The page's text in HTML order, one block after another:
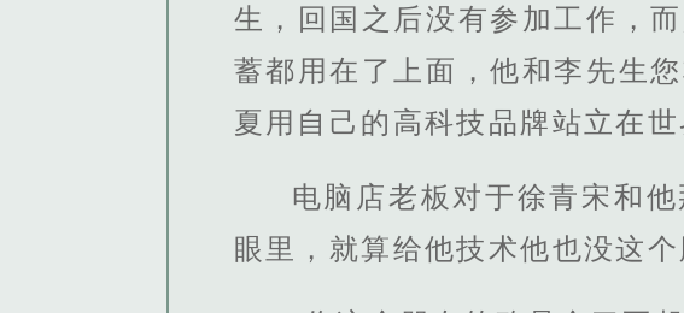
生，回国之后没有参加工作，
蓄都用在了上面，他和李先生
夏用自己的高科技品牌站立在世
电脑店老板对于徐青宋和
眼里，就算给他技术他也没这个